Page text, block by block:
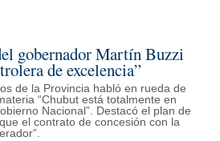
gobernador Martín Buzzi
de excelencia”
de la Provincia habló en rueda de
“Chubut está totalmente en
Nacional”. Destacó el plan de
el contrato de concesión con la